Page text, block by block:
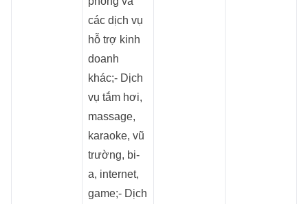
các dịch vụ
hỗ trợ kinh
doanh
khác;- Dịch
vụ tắm hơi,
massage,
karaoke, vũ
trường, bi-
a, internet,
game;- Dịch